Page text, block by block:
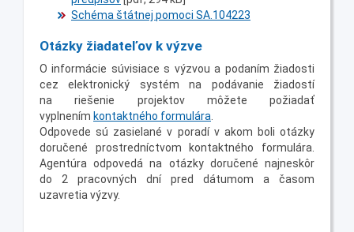
Schéma štátnej pomoci SA.104223
Otázky žiadateľov k výzve
O informácie súvisiace s výzvou a podaním žiadosti
cez elektronický systém na podávanie žiadostí
na riešenie projektov môžete požiadať
vyplnením kontaktného formulára
Odpovede sú zasielané v poradí v akom boli otázky
doručené prostredníctvom kontaktného formulára.
Agentúra odpovedá na otázky doručené najneskôr
do 2 pracovných dní pred dátumom a časom
uzavretia výzvy.